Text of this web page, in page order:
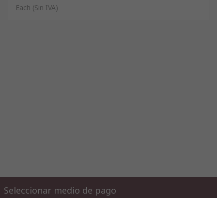
Each (Sin IVA)
Seleccionar medio de pago